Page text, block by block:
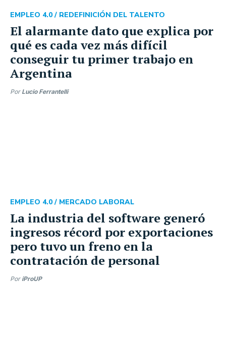
El alarmante dato que explica por
qué es cada vez más difícil
conseguir tu primer trabajo en
Argentina
EMPLEO 4.0 / REDEFINICIÓN DEL TALENTO
Por Lucio Ferrantelli
La industria del software generó
ingresos récord por exportaciones
pero tuvo un freno en la
contratación de personal
EMPLEO 4.0 / MERCADO LABORAL
Por iProUP